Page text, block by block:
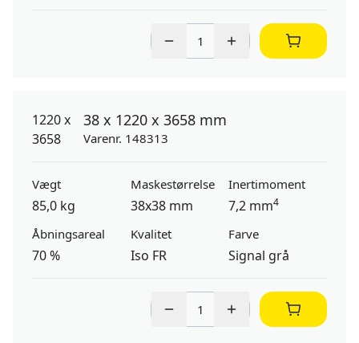
38 x 1220 x 3658 mm
Varenr. 148313
Vægt
85,0 kg
Maskestørrelse
38x38 mm
Inertimoment
7,2 mm4
Åbningsareal
70 %
Kvalitet
Iso FR
Farve
Signal grå